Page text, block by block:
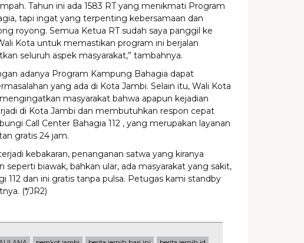
Tahun ini ada 1583 RT yang menikmati Program
tapi ingat yang terpenting kebersamaan dan
royong. Semua Ketua RT sudah saya panggil ke
Kota untuk memastikan program ini berjalan
seluruh aspek masyarakat,” tambahnya.
adanya Program Kampung Bahagia dapat
yang ada di Kota Jambi. Selain itu, Wali Kota
masyarakat bahwa apapun kejadian
di Kota Jambi dan membutuhkan respon cepat
Call Center Bahagia 112 , yang merupakan layanan
gratis 24 jam.
kebakaran, penanganan satwa yang kiranya
seperti biawak, bahkan ular, ada masyarakat yang sakit,
112 dan ini gratis tanpa pulsa. Petugas kami standby
(*/JR2)